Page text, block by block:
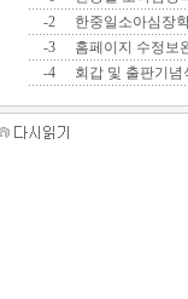
-2
한중일소아심장
-3
홈페이지 수정보
-4
회갑 및 출판기념